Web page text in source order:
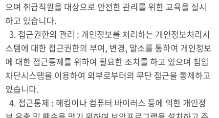
으며 취급직원을 대상으로 안전한 관리를 위한 교육을 실시
하고 있습니다.
3. 접근권한의 관리 : 개인정보를 처리하는 개인정보처리시
스템에 대한 접근권한의 부여, 변경, 말소를 통하여 개인정보
에 대한 접근통제를 위하여 필요한 조치를 하고 있으며 침입
차단시스템을 이용하여 외부로부터의 무단 접근을 통제하고
있습니다.
4. 접근통제 : 해킹이나 컴퓨터 바이러스 등에 의한 개인정